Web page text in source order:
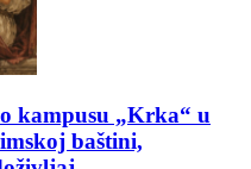
kampusu „Krka“ u
baštini,